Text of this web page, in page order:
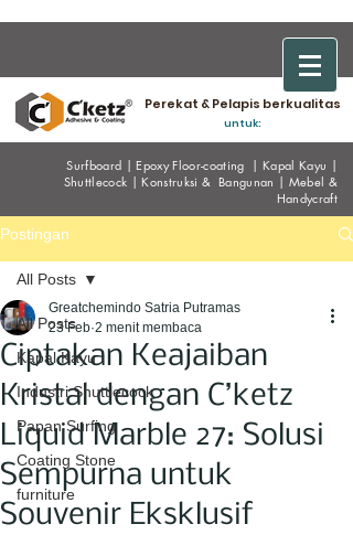
Perekat & Pelapis berkualitas
untuk:
Surfboard |EpoxyFloor-coating |Kapal Kayu |
Shuttlecock |Konstruksi & Bangunan | Mebel &
Handycraft
Postingan
All Posts
Kapal Kayu
Industri Shuttlecock
Papan Surfing
Coating Stone
furniture
All Posts
Ciptakan Keajaiban
Kristal dengan C’ketz
Liquid Marble 27: Solusi
Sempurna untuk
Souvenir Eksklusif
Greatchemindo Satria Putramas
23 Feb 2 menit membaca